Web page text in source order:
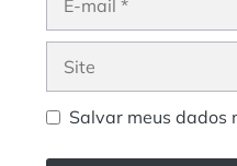
Site
Salvar meus dados